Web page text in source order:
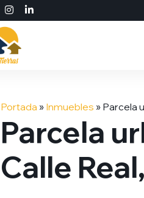
Portada » Inmuebles » Parcela
Parcela
Calle